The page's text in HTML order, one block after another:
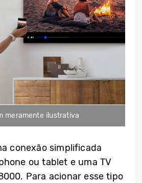
meramente ilustrativa
conexão simplificada
ou tablet e uma TV
Para acionar esse tipo